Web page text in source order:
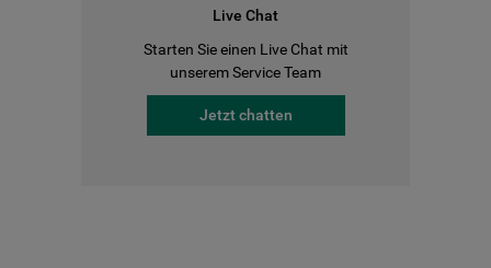
Live Chat
Starten Sie einen Live Chat mit
unserem Service Team
Jetzt chatten